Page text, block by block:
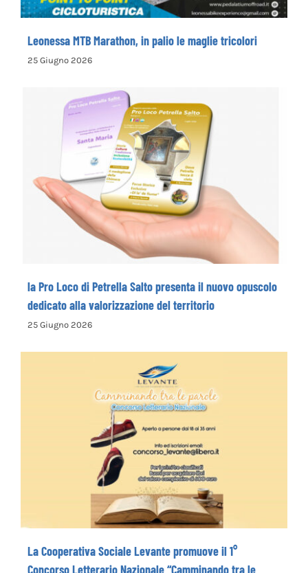
Leonessa MTB Marathon, in palio le maglie tricolori
la Pro Loco di Petrella Salto presenta il
nuovo opuscolo dedicato alla
valorizzazione del territorio
dedicato alla valorizzazione del territorio
25 Giugno 2026
La Cooperativa Sociale Levante promuove
il 1° Concorso Letterario Nazionale
“Camminando tra le parole” – COME
ISCRIVERSI